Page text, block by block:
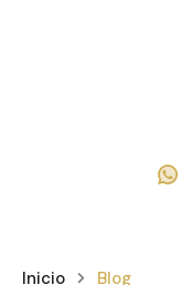
Inicio Blog